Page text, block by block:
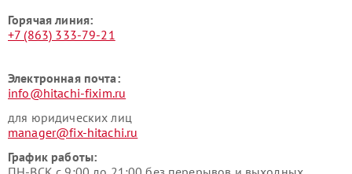
Горячая линия:
+7 (863) 333-79-21
Электронная почта:
info@hitachi-fixim.ru
для юридических лиц
manager@fix-hitachi.ru
График работы: